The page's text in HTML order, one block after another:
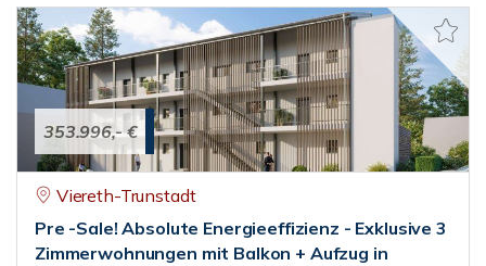
353.996,- €
Viereth-Trunstadt
Pre -Sale! Absolute Energieeffizienz - Exklusive 3
Zimmerwohnungen mit Balkon + Aufzug in